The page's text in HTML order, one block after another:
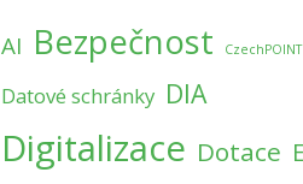
AI Bezpečnost CzechPOINT
Datové schránky DIA
Digitalizace Dotace